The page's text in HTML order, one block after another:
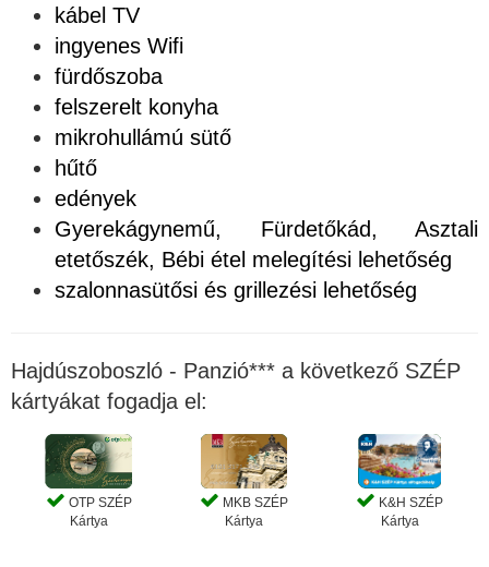
kábel TV
ingyenes Wifi
fürdőszoba
felszerelt konyha
mikrohullámú sütő
hűtő
edények
Gyerekágynemű, Fürdetőkád, Asztali
etetőszék, Bébi étel melegítési lehetőség
szalonnasütősi és grillezési lehetőség
Hajdúszoboszló - Panzió*** a következő SZÉP
kártyákat fogadja el:
OTP SZÉP
Kártya
MKB SZÉP
Kártya
K&H SZÉP
Kártya